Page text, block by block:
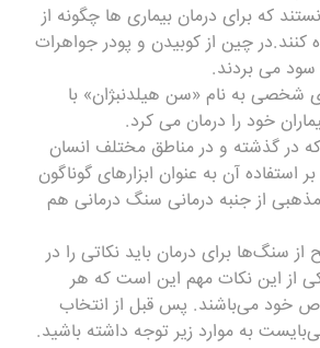
كه براى درمان بیمارى ها چگونه از
كنند.در چین از كوبیدن و پودر جواهرات
سود مى بردند.
شخصى به نام «سن هیلدنبژان» با
خود را درمان مى كرد.
در گذشته و در مناطق مختلف انسان
استفاده آن به عنوان ابزارهاى گوناگون
از جنبه درمانى سنگ درمانی هم
سنگ‌ها برای درمان باید نکاتی را در
از این نکات مهم این است که هر
خود می‌باشند. پس قبل از انتخاب
به موارد زیر توجه داشته باشید.